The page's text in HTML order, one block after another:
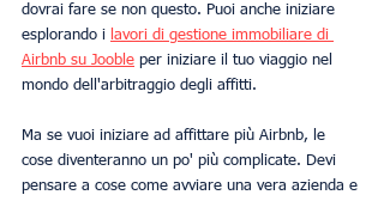
dovrai fare se non questo. Puoi anche iniziare
esplorando i lavori di gestione immobiliare di
Airbnb su Jooble per iniziare il tuo viaggio nel
mondo dell'arbitraggio degli affitti.
Ma se vuoi iniziare ad affittare più Airbnb, le
cose diventeranno un po' più complicate. Devi
pensare a cose come avviare una vera azienda e